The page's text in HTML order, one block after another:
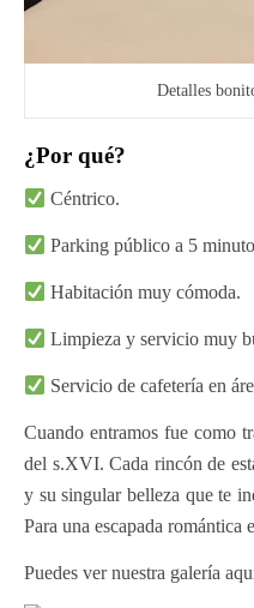
Detalles
¿Por qué?
Céntrico.
Parking público a 5
Habitación muy cómoda.
Limpieza y servicio muy
Servicio de cafetería en
Cuando entramos fue como
del s.XVI. Cada rincón de
y su singular belleza que te
Para una escapada romántica
Puedes ver nuestra galería